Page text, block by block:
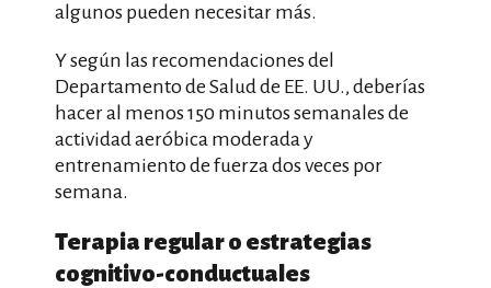
algunos pueden necesitar más.
Y según las recomendaciones del
Departamento de Salud de EE. UU., deberías
hacer al menos 150 minutos semanales de
actividad aeróbica moderada y
entrenamiento de fuerza dos veces por
semana.
Terapia regular o estrategias
cognitivo-conductuales